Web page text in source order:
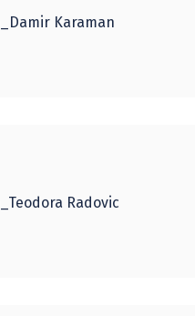
Karaman
Radovic